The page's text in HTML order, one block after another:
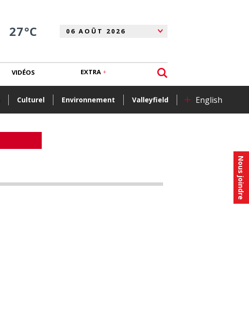
Nous joindre
27°C
Culturel Environnement Valleyfield + English
VIDÉOS EXTRA